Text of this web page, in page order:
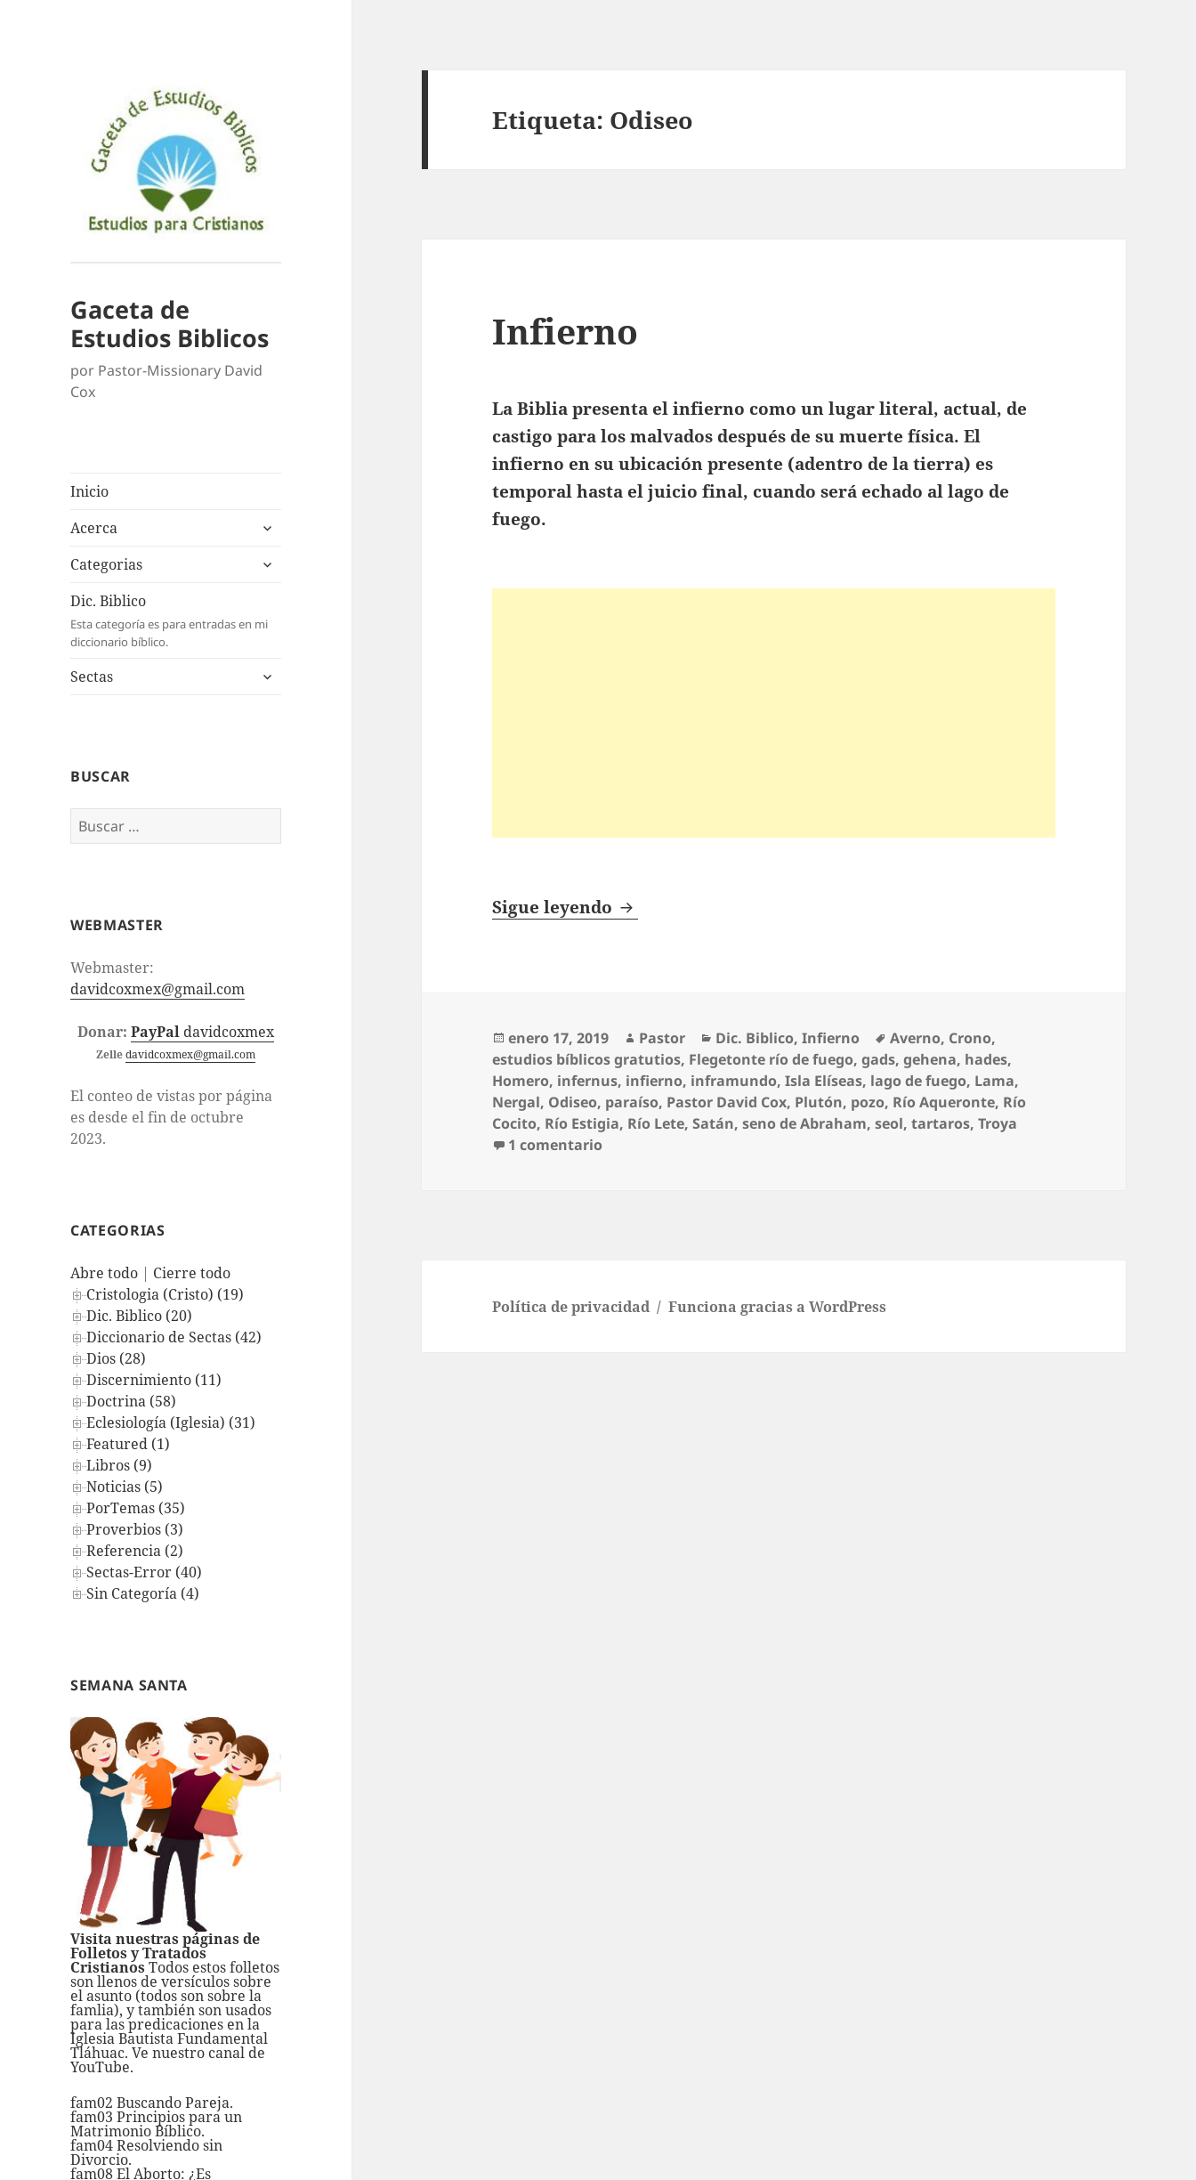
Gaceta de
Estudios Biblicos
por Pastor-Missionary David
Cox
Inicio
Acerca
expande
menú
Categorias
expande
inferior
Dic. Biblico
Esta categoría es para entradas en mi
diccionario bíblico.
Sectas
expande
BUSCAR
Buscar:
WEBMASTER
Webmaster:
davidcoxmex@gmail.com
Donar: PayPal davidcoxmex
Zelledavidcoxmex@gmail.com
El conteo de vistas por página
es desde el fin de octubre
2023.
CATEGORIAS
Abre todo | Cierre todo
Cristologia (Cristo) (19)
Dic. Biblico (20)
Diccionario de Sectas (42)
Dios (28)
Discernimiento (11)
Doctrina (58)
Eclesiología (Iglesia) (31)
Featured (1)
Libros (9)
Noticias (5)
PorTemas (35)
Proverbios (3)
Referencia (2)
Sectas-Error (40)
Sin Categoría (4)
SEMANA SANTA
Visita nuestras páginas de
Folletos y Tratados
Cristianos Todos estos folletos
son llenos de versículos sobre
el asunto (todos son sobre la
famlia), y también son usados
para las predicaciones en la
Iglesia Bautista Fundamental
Tláhuac. Ve nuestro canal de
YouTube.
fam02 Buscando Pareja.
fam03 Principios para un
Matrimonio Bíblico.
fam04 Resolviendo sin
Divorcio.
fam08 El Aborto: ¿Es
Etiqueta: Odiseo
Infierno
La Biblia presenta el infierno como un lugar literal, actual, de
castigo para los malvados después de su muerte física. El
infierno en su ubicación presente (adentro de la tierra) es
temporal hasta el juicio final, cuando será echado al lago de
fuego.
Sigue leyendo Infierno
Publicado
el
enero 17, 2019 Autor
Pastor Categorías
Dic. Biblico,Infierno Etiquetas
Averno, Crono,
estudios bíblicos gratutios, Flegetonte río de fuego,gads,gehena, hades,
Homero, infernus, infierno, inframundo,Isla Elíseas, lago de fuego, Lama,
Nergal, Odiseo, paraíso, Pastor David Cox, Plutón, pozo, Río Aqueronte, Río
Cocito, Río Estigia, Río Lete,Satán,seno de Abraham,seol,tartaros,Troya
1 comentario
Política de privacidad Funciona gracias a WordPress